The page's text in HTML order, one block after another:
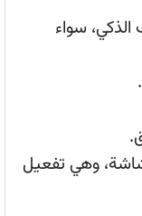
سواء
وهي تفعيل